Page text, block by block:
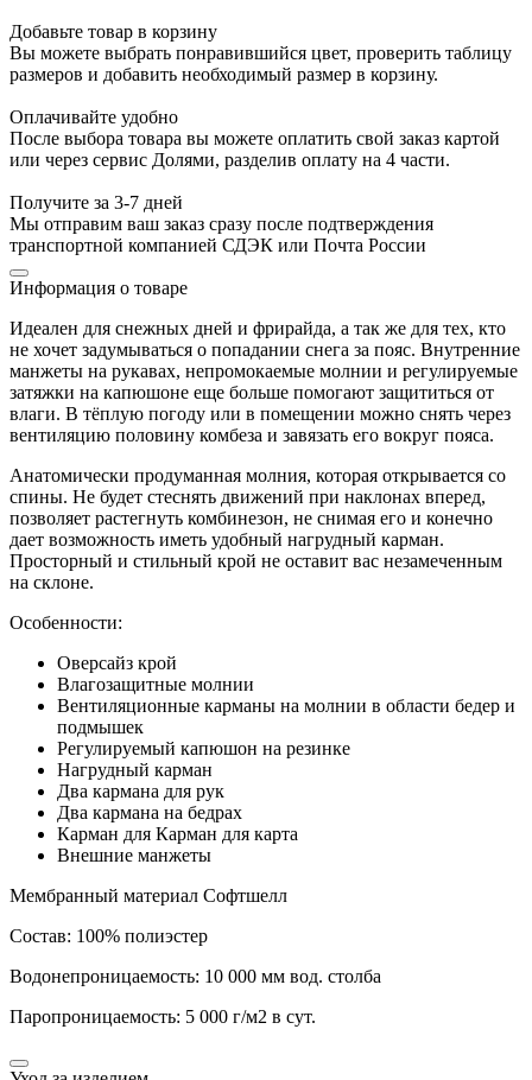
Добавьте товар в корзину
Вы можете выбрать понравившийся цвет, проверить таблицу
размеров и добавить необходимый размер в корзину.
Оплачивайте удобно
После выбора товара вы можете оплатить свой заказ картой
или через сервис Долями, разделив оплату на 4 части.
Получите за 3-7 дней
Мы отправим ваш заказ сразу после подтверждения
транспортной компанией СДЭК или Почта России
Информация о товаре
Идеален для снежных дней и фрирайда, а так же для тех, кто
не хочет задумываться о попадании снега за пояс. Внутренние
манжеты на рукавах, непромокаемые молнии и регулируемые
затяжки на капюшоне еще больше помогают защититься от
влаги. В тёплую погоду или в помещении можно снять через
вентиляцию половину комбеза и завязать его вокруг пояса.
Анатомически продуманная молния, которая открывается со
спины. Не будет стеснять движений при наклонах вперед,
позволяет растегнуть комбинезон, не снимая его и конечно
дает возможность иметь удобный нагрудный карман.
Просторный и стильный крой не оставит вас незамеченным
на склоне.
Особенности:
Оверсайз крой
Влагозащитные молнии
Вентиляционные карманы на молнии в области бедер и
подмышек
Регулируемый капюшон на резинке
Нагрудный карман
Два кармана для рук
Два кармана на бедрах
Карман для Карман для карта
Внешние манжеты
Мембранный материал Софтшелл
Состав: 100% полиэстер
Водонепроницаемость: 10 000 мм вод. столба
Паропроницаемость: 5 000 г/м2 в сут.